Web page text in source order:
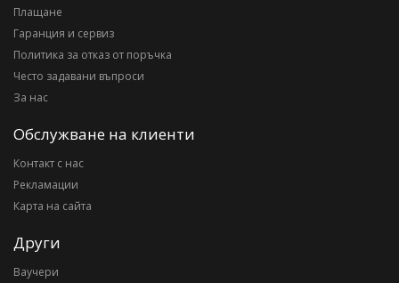
Плащане
Гаранция и сервиз
Политика за отказ от поръчка
Често задавани въпроси
За нас
Обслужване на клиенти
Контакт с нас
Рекламации
Карта на сайта
Други
Ваучери